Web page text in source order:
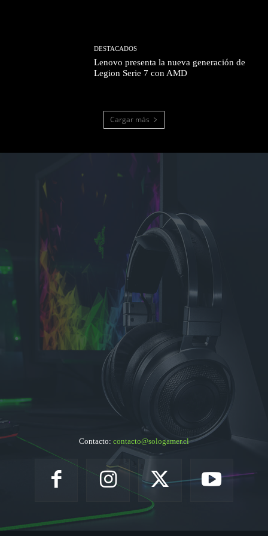
DESTACADOS
Lenovo presenta la nueva generación de
Legion Serie 7 con AMD
Cargar más
Contacto: contacto@sologamer.cl